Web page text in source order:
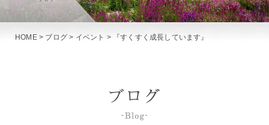
HOME> ブログ > イベント > 『すくすく成長しています』